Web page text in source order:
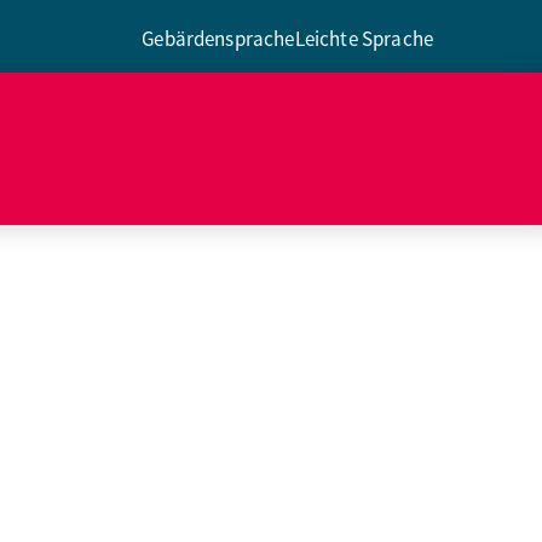
GebärdenspracheLeichte Sprache